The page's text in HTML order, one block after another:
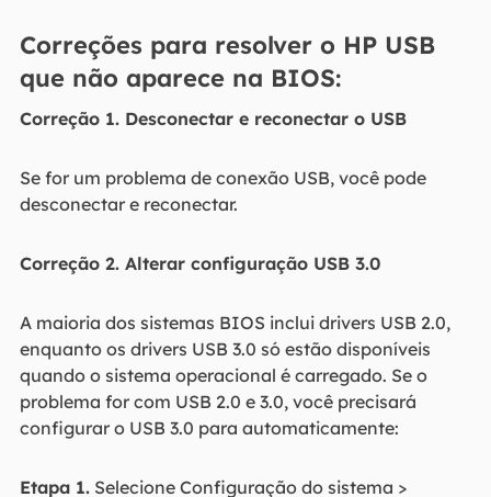
Correções para resolver o HP USB
que não aparece na BIOS:
Correção 1. Desconectar e reconectar o USB
Se for um problema de conexão USB, você pode
desconectar e reconectar.
Correção 2. Alterar configuração USB 3.0
A maioria dos sistemas BIOS inclui drivers USB 2.0,
enquanto os drivers USB 3.0 só estão disponíveis
quando o sistema operacional é carregado. Se o
problema for com USB 2.0 e 3.0, você precisará
configurar o USB 3.0 para automaticamente:
Etapa 1.Selecione Configuração do sistema >